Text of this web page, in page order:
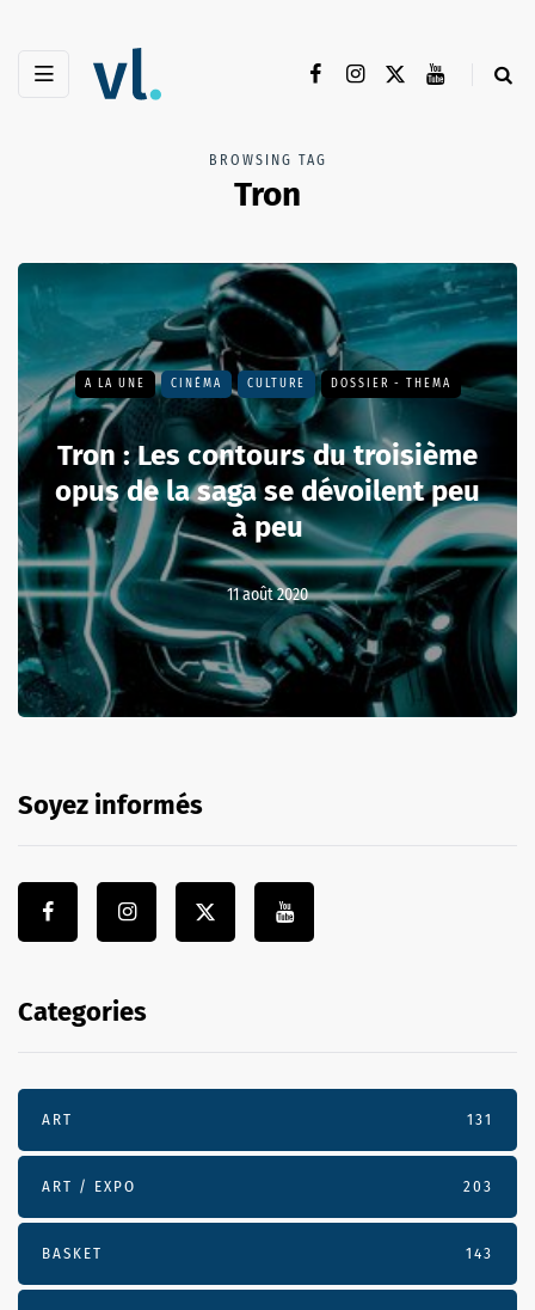
BROWSING TAG
Tron
A LA UNE CINÉMA CULTURE DOSSIER - THEMA
Tron : Les contours du troisième
opus de la saga se dévoilent peu
à peu
11 août 2020
Soyez informés
Categories
ART 131
ART / EXPO 203
BASKET 143